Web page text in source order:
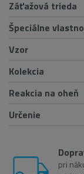
Záťažová trieda
Špeciálne
Vzor
Kolekcia
Reakcia na oheň
Určenie
pri